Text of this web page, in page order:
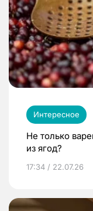
Интересное
Не только
из ягод?
17:34 / 22.07.26